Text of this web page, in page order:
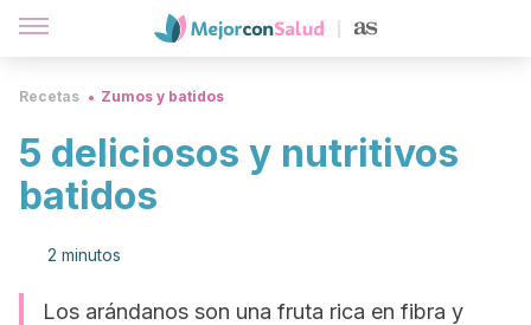
Recetas Zumos y batidos
5 deliciosos y nutritivos
batidos
2 minutos
Los arándanos son una fruta rica en fibra y